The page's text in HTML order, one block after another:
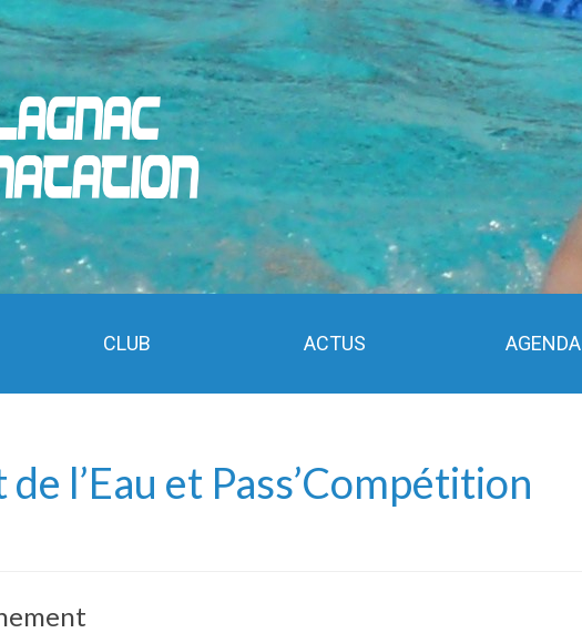
CLUB ACTUS AGENDA
de l’Eau et Pass’Compétition